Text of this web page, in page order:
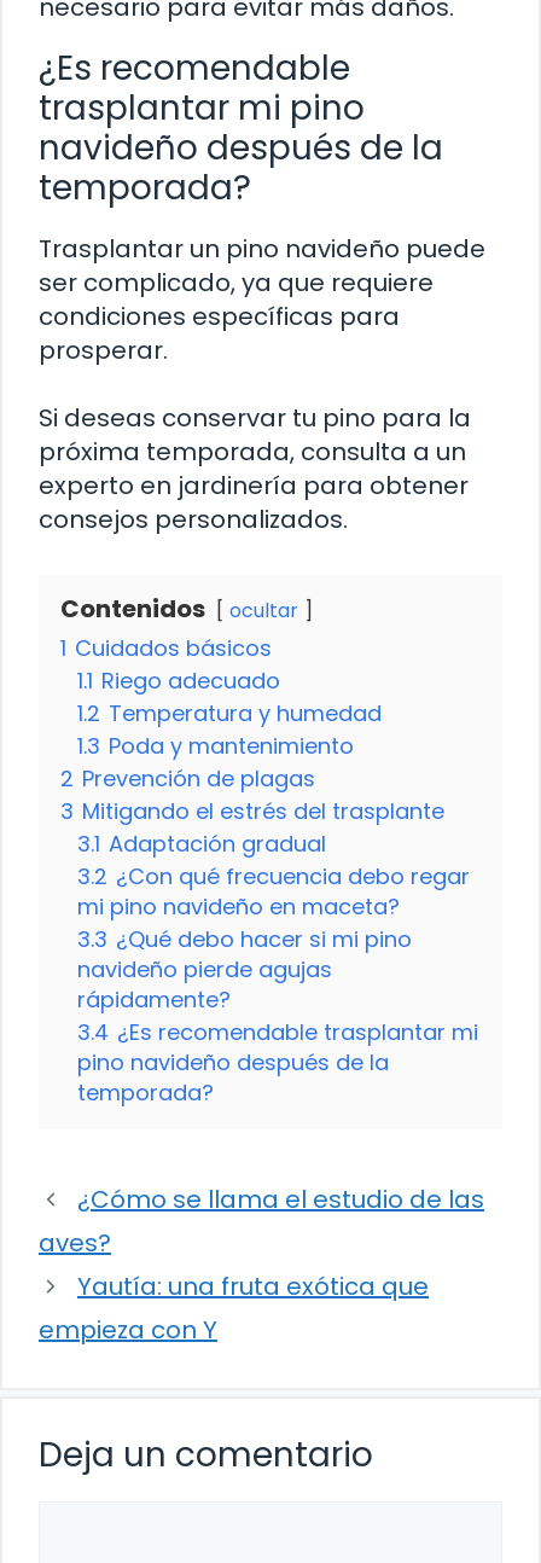
necesario para evitar más daños.
¿Es recomendable
trasplantar mi pino
navideño después de la
temporada?
Trasplantar un pino navideño puede
ser complicado, ya que requiere
condiciones específicas para
prosperar.
Si deseas conservar tu pino para la
próxima temporada, consulta a un
experto en jardinería para obtener
consejos personalizados.
Contenidos ocultar
1 Cuidados básicos
1.1 Riego adecuado
1.2 Temperatura y humedad
1.3 Poda y mantenimiento
2 Prevención de plagas
3 Mitigando el estrés del trasplante
3.1 Adaptación gradual
3.2 ¿Con qué frecuencia debo regar
mi pino navideño en maceta?
3.3 ¿Qué debo hacer si mi pino
navideño pierde agujas
rápidamente?
3.4 ¿Es recomendable trasplantar mi
pino navideño después de la
temporada?
¿Cómo se llama el estudio de las
aves?
Yautía: una fruta exótica que
empieza con Y
Deja un comentario